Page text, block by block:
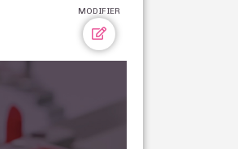
MODIFIER